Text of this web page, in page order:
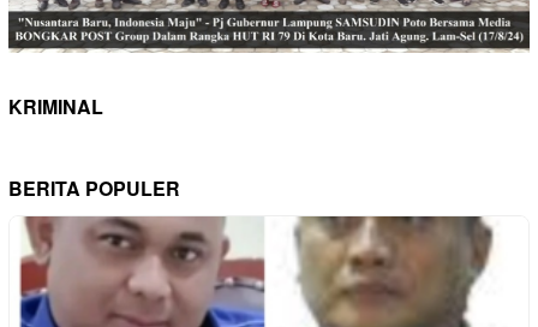
KRIMINAL
BERITA POPULER